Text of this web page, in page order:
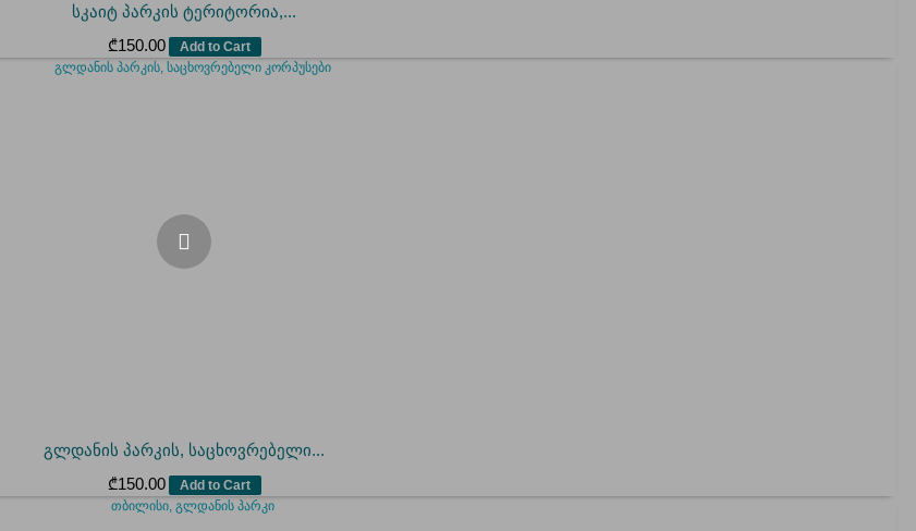
სკაიტ პარკის ტერიტორია,...
₾150.00 Add to Cart
გლდანის პარკის, საცხოვრებელი...
₾150.00 Add to Cart